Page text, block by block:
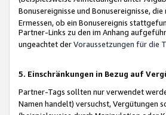
Bonusereignisse und Bonusereignisse,
Ermessen, ob ein Bonusereignis
Partner-Links zu den im Anhang
ungeachtet derVoraussetzungen für die
5. Einschränkungen in Bezug auf
Partner-Tags sollten nur verwendet
Namen handelt) versuchst, Vergütungen